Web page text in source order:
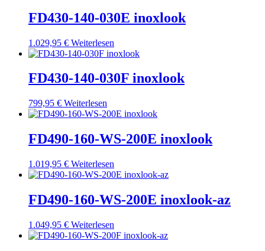
FD430-140-030E inoxlook
1.029,95 € Weiterlesen
FD430-140-030F inoxlook
799,95 € Weiterlesen
FD490-160-WS-200E inoxlook
1.019,95 € Weiterlesen
FD490-160-WS-200E inoxlook-az
1.049,95 € Weiterlesen